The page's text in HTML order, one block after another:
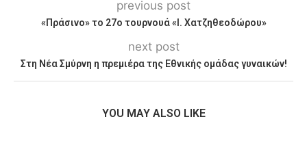
previous post
«Πράσινο» το 27ο τουρνουά «Ι. Χατζηθεοδώρου»
next post
Στη Νέα Σμύρνη η πρεμιέρα της Εθνικής ομάδας γυναικών!
YOU MAY ALSO LIKE